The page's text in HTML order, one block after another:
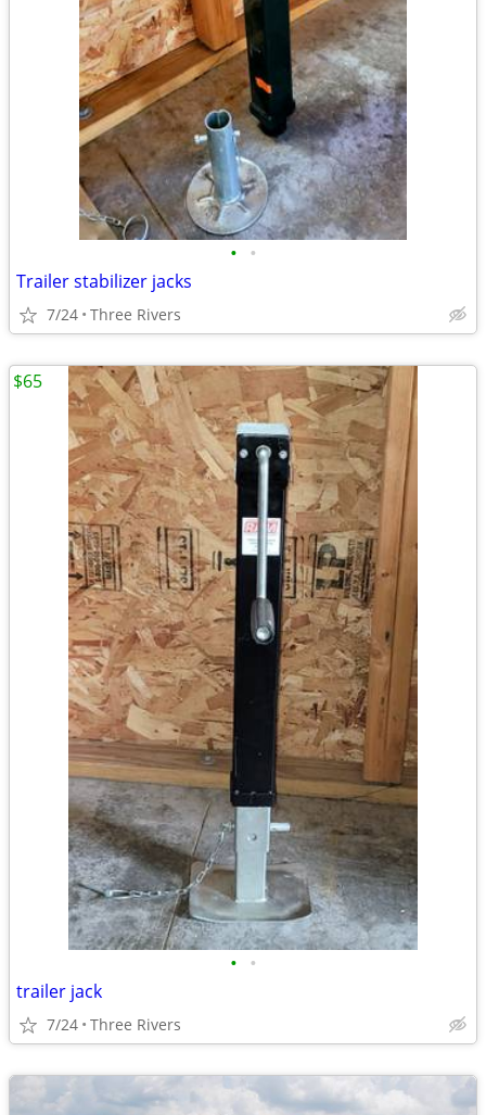
• •
Trailer stabilizer jacks
7/24 Three Rivers
• •
trailer jack
7/24 Three Rivers
$65